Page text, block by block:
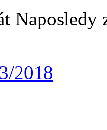
Naposledy
3/2018